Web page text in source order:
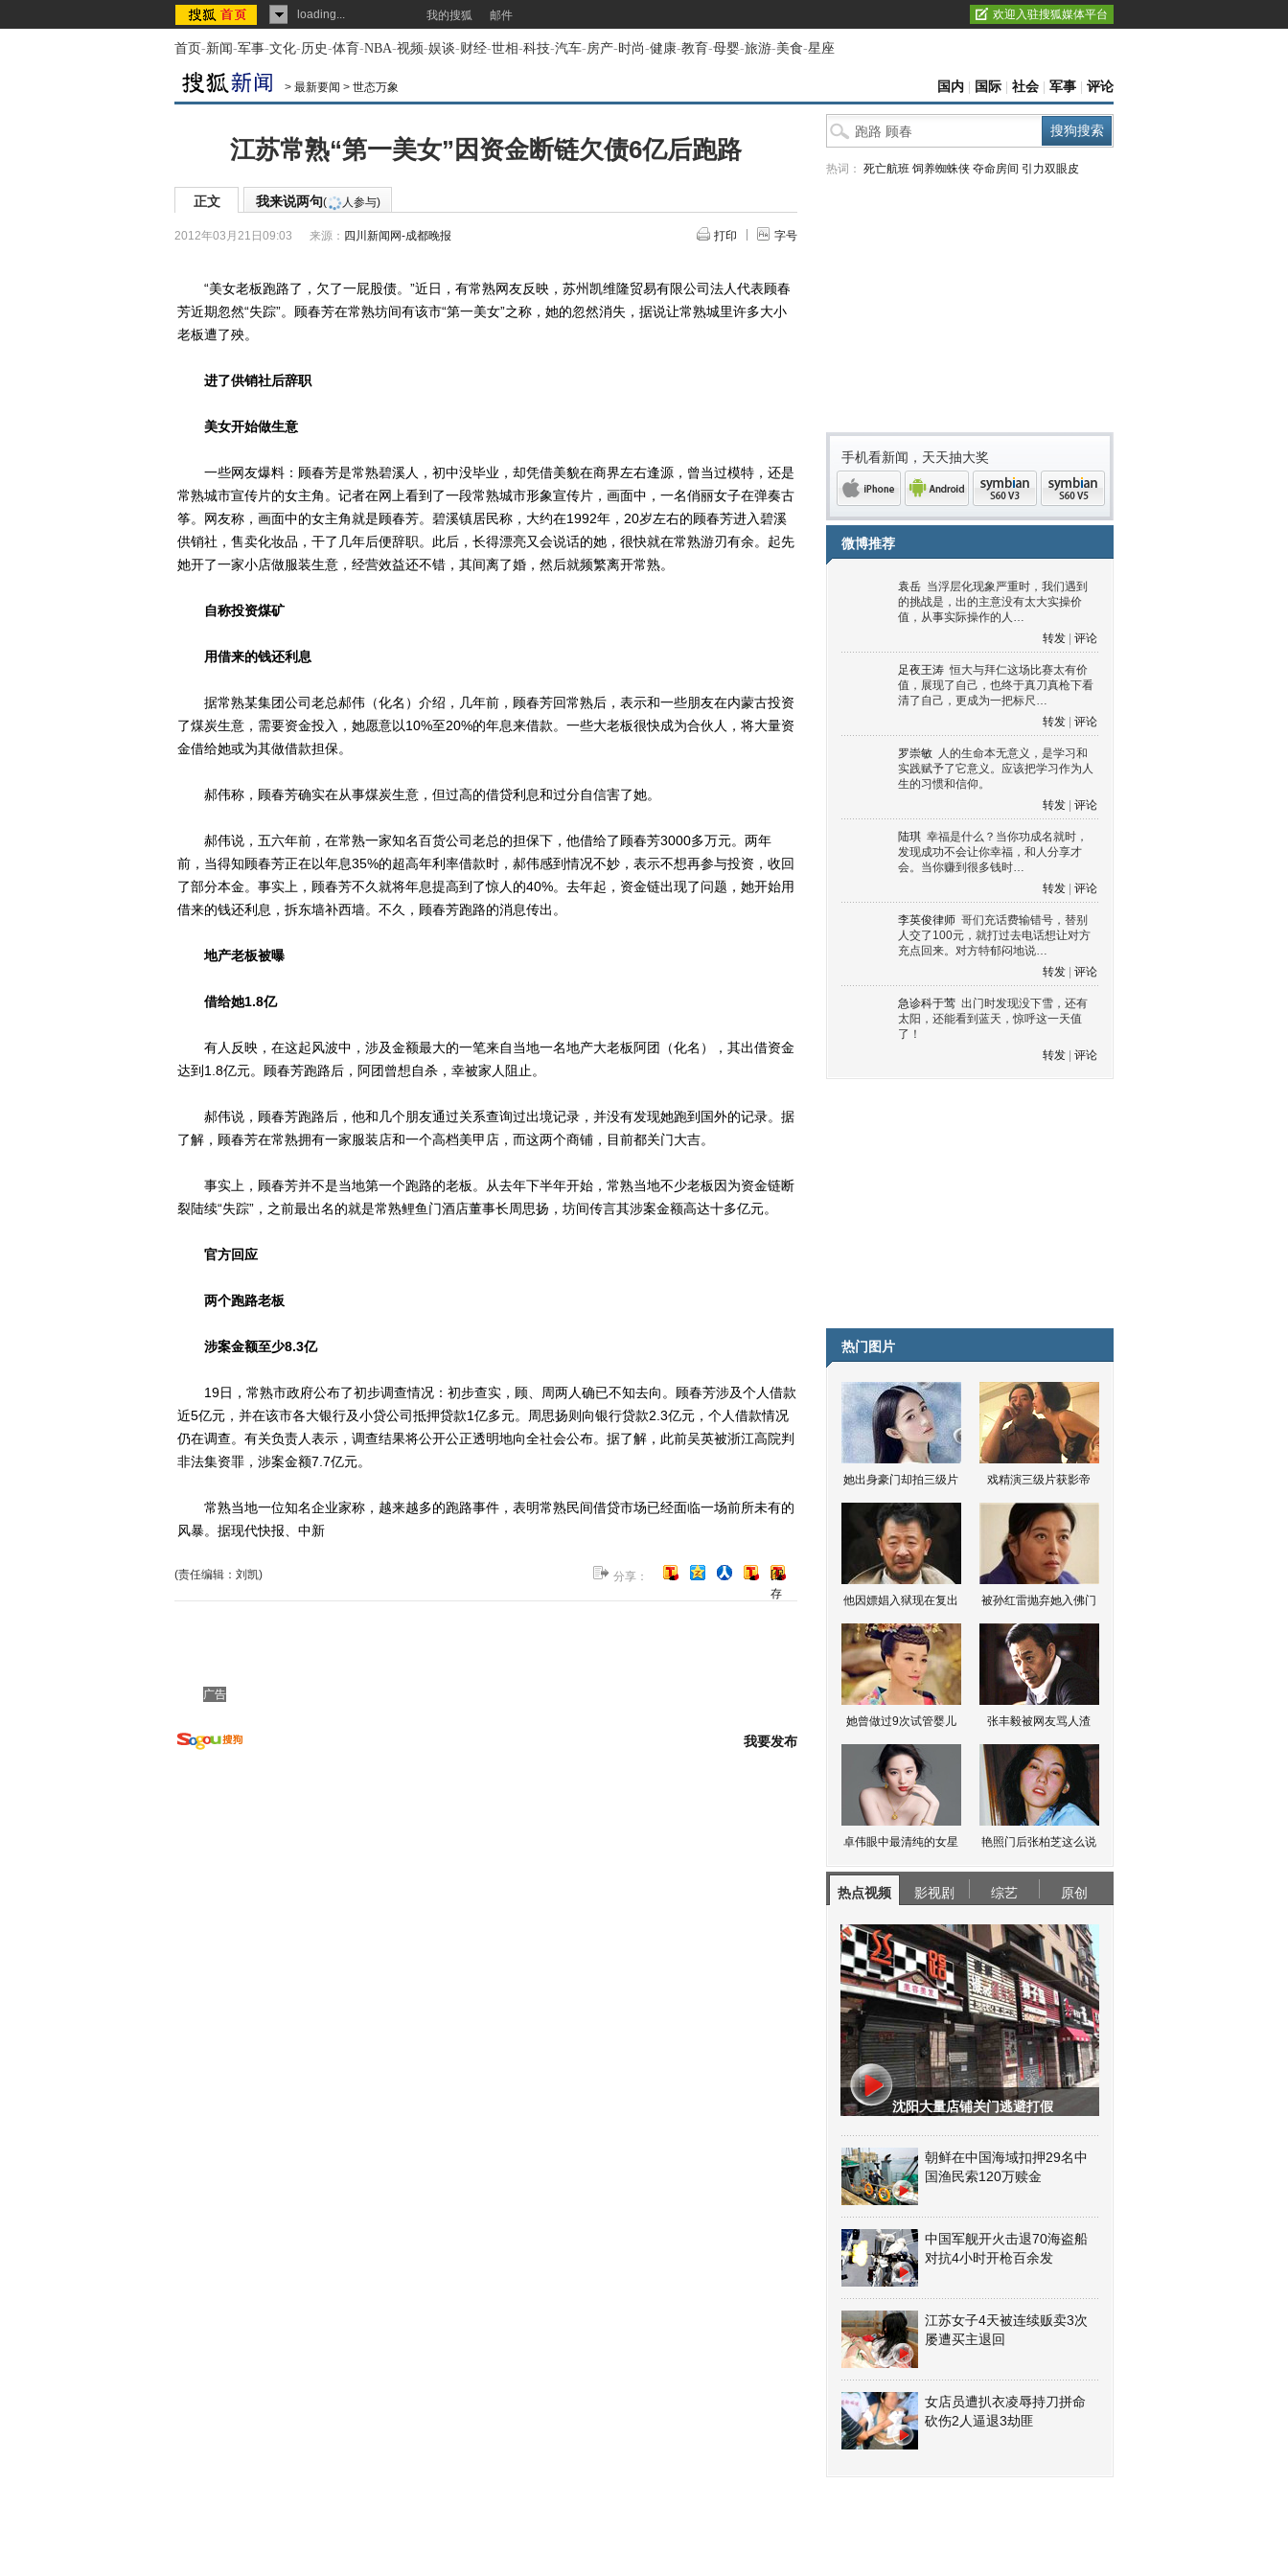
loading... 我的搜狐 邮件 欢迎入驻搜狐媒体平台
首页-新闻-军事-文化-历史-体育-NBA-视频-娱谈-财经-世相-科技-汽车-房产-时尚-健康-教育-母婴-旅游-美食-星座
> 最新要闻 > 世态万象 国内 国际 社会 军事 评论
江苏常熟“第一美女”因资金断链欠债6亿后跑路
正文 我来说两句( 人参与)
2012年03月21日09:03 来源： 四川新闻网-成都晚报 打印 字号
“美女老板跑路了，欠了一屁股债。”近日，有常熟网友反映，苏州凯维隆贸易有限公司法人代表顾春
芳近期忽然“失踪”。顾春芳在常熟坊间有该市“第一美女”之称，她的忽然消失，据说让常熟城里许多大小
老板遭了殃。
进了供销社后辞职
美女开始做生意
一些网友爆料：顾春芳是常熟碧溪人，初中没毕业，却凭借美貌在商界左右逢源，曾当过模特，还是
常熟城市宣传片的女主角。记者在网上看到了一段常熟城市形象宣传片，画面中，一名俏丽女子在弹奏古
筝。网友称，画面中的女主角就是顾春芳。碧溪镇居民称，大约在1992年，20岁左右的顾春芳进入碧溪
供销社，售卖化妆品，干了几年后便辞职。此后，长得漂亮又会说话的她，很快就在常熟游刃有余。起先
她开了一家小店做服装生意，经营效益还不错，其间离了婚，然后就频繁离开常熟。
自称投资煤矿
用借来的钱还利息
据常熟某集团公司老总郝伟（化名）介绍，几年前，顾春芳回常熟后，表示和一些朋友在内蒙古投资
了煤炭生意，需要资金投入，她愿意以10%至20%的年息来借款。一些大老板很快成为合伙人，将大量资
金借给她或为其做借款担保。
郝伟称，顾春芳确实在从事煤炭生意，但过高的借贷利息和过分自信害了她。
郝伟说，五六年前，在常熟一家知名百货公司老总的担保下，他借给了顾春芳3000多万元。两年
前，当得知顾春芳正在以年息35%的超高年利率借款时，郝伟感到情况不妙，表示不想再参与投资，收回
了部分本金。事实上，顾春芳不久就将年息提高到了惊人的40%。去年起，资金链出现了问题，她开始用
借来的钱还利息，拆东墙补西墙。不久，顾春芳跑路的消息传出。
地产老板被曝
借给她1.8亿
有人反映，在这起风波中，涉及金额最大的一笔来自当地一名地产大老板阿团（化名），其出借资金
达到1.8亿元。顾春芳跑路后，阿团曾想自杀，幸被家人阻止。
郝伟说，顾春芳跑路后，他和几个朋友通过关系查询过出境记录，并没有发现她跑到国外的记录。据
了解，顾春芳在常熟拥有一家服装店和一个高档美甲店，而这两个商铺，目前都关门大吉。
事实上，顾春芳并不是当地第一个跑路的老板。从去年下半年开始，常熟当地不少老板因为资金链断
裂陆续“失踪”，之前最出名的就是常熟鲤鱼门酒店董事长周思扬，坊间传言其涉案金额高达十多亿元。
官方回应
两个跑路老板
涉案金额至少8.3亿
19日，常熟市政府公布了初步调查情况：初步查实，顾、周两人确已不知去向。顾春芳涉及个人借款
近5亿元，并在该市各大银行及小贷公司抵押贷款1亿多元。周思扬则向银行贷款2.3亿元，个人借款情况
仍在调查。有关负责人表示，调查结果将公开公正透明地向全社会公布。据了解，此前吴英被浙江高院判
非法集资罪，涉案金额7.7亿元。
常熟当地一位知名企业家称，越来越多的跑路事件，表明常熟民间借贷市场已经面临一场前所未有的
风暴。据现代快报、中新
(责任编辑：刘凯) 分享：
[保
存
广告
我要发布
热词： 死亡航班 饲养蜘蛛侠 夺命房间 引力双眼皮
手机看新闻，天天抽大奖
Android symbian
微博推荐
袁岳 当浮层化现象严重时，我们遇到
的挑战是，出的主意没有太大实操价
值，从事实际操作的人…
转发
评论
足夜王涛 恒大与拜仁这场比赛太有价
值，展现了自己，也终于真刀真枪下看
清了自己，更成为一把标尺…
转发
评论
罗崇敏 人的生命本无意义，是学习和
实践赋予了它意义。应该把学习作为人
生的习惯和信仰。
转发
评论
陆琪 幸福是什么？当你功成名就时，
发现成功不会让你幸福，和人分享才
会。当你赚到很多钱时…
转发
评论
李英俊律师 哥们充话费输错号，替别
人交了100元，就打过去电话想让对方
充点回来。对方特郁闷地说…
转发
评论
急诊科于莺 出门时发现没下雪，还有
太阳，还能看到蓝天，惊呼这一天值
了！
转发
评论
热门图片
她出身豪门却拍三级片 戏精演三级片获影帝
他因嫖娼入狱现在复出 被孙红雷抛弃她入佛门
她曾做过9次试管婴儿 张丰毅被网友骂人渣
卓伟眼中最清纯的女星 艳照门后张柏芝这么说
热点视频 影视剧 综艺 原创
沈阳大量店铺关门逃避打假
朝鲜在中国海域扣押29名中
国渔民索120万赎金
中国军舰开火击退70海盗船
对抗4小时开枪百余发
江苏女子4天被连续贩卖3次
屡遭买主退回
女店员遭扒衣凌辱持刀拼命
砍伤2人逼退3劫匪